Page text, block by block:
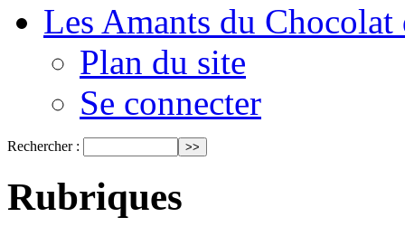
Les Amants du
Plan du site
Se connecter
Rechercher :
Rubriques